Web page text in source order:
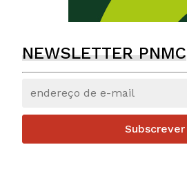
NEWSLETTER PNMC
Subscrever